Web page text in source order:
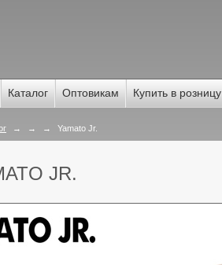
Каталог Оптовикам Купить в розницу
→ → → Yamato Jr.
JR.